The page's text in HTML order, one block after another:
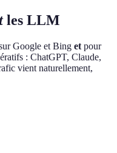
les LLM
Google et Bing et pour
: ChatGPT, Claude,
vient naturellement,